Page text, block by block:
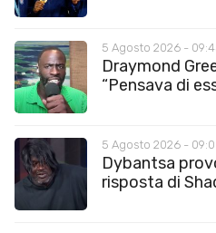
5 Agosto 2026 -
Draymond
“Pensava di
5 Agosto 2026 -
Dybantsa
risposta di